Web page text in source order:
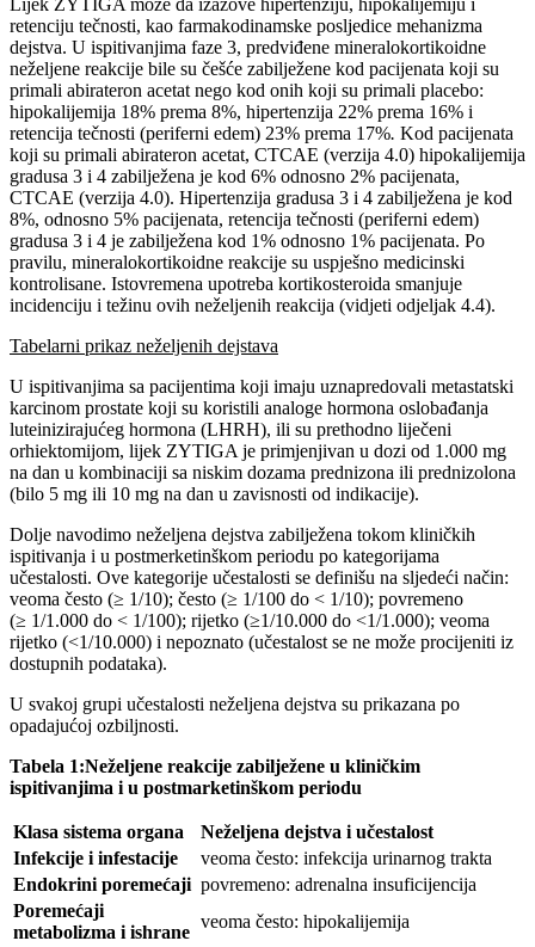
Lijek ZYTIGA može da izazove hipertenziju, hipokalijemiju i
retenciju tečnosti, kao farmakodinamske posljedice mehanizma
dejstva. U ispitivanjima faze 3, predviđene mineralokortikoidne
neželjene reakcije bile su češće zabilježene kod pacijenata koji su
primali abirateron acetat nego kod onih koji su primali placebo:
hipokalijemija 18% prema 8%, hipertenzija 22% prema 16% i
retencija tečnosti (periferni edem) 23% prema 17%. Kod pacijenata
koji su primali abirateron acetat, CTCAE (verzija 4.0) hipokalijemija
gradusa 3 i 4 zabilježena je kod 6% odnosno 2% pacijenata,
CTCAE (verzija 4.0). Hipertenzija gradusa 3 i 4 zabilježena je kod
8%, odnosno 5% pacijenata, retencija tečnosti (periferni edem)
gradusa 3 i 4 je zabilježena kod 1% odnosno 1% pacijenata. Po
pravilu, mineralokortikoidne reakcije su uspješno medicinski
kontrolisane. Istovremena upotreba kortikosteroida smanjuje
incidenciju i težinu ovih neželjenih reakcija (vidjeti odjeljak 4.4).
Tabelarni prikaz neželjenih dejstava
U ispitivanjima sa pacijentima koji imaju uznapredovali metastatski
karcinom prostate koji su koristili analoge hormona oslobađanja
luteinizirajućeg hormona (LHRH), ili su prethodno liječeni
orhiektomijom, lijek ZYTIGA je primjenjivan u dozi od 1.000 mg
na dan u kombinaciji sa niskim dozama prednizona ili prednizolona
(bilo 5 mg ili 10 mg na dan u zavisnosti od indikacije).
Dolje navodimo neželjena dejstva zabilježena tokom kliničkih
ispitivanja i u postmerketinškom periodu po kategorijama
učestalosti. Ove kategorije učestalosti se definišu na sljedeći način:
veoma često (≥ 1/10); često (≥ 1/100 do < 1/10); povremeno
(≥ 1/1.000 do < 1/100); rijetko (≥1/10.000 do <1/1.000); veoma
rijetko (<1/10.000) i nepoznato (učestalost se ne može procijeniti iz
dostupnih podataka).
U svakoj grupi učestalosti neželjena dejstva su prikazana po
opadajućoj ozbiljnosti.
Tabela 1:Neželjene reakcije zabilježene u kliničkim
ispitivanjima i u postmarketinškom periodu
Klasa sistema organa
Neželjena dejstva i učestalost
Infekcije i infestacije
veoma često: infekcija urinarnog trakta
Endokrini poremećaji povremeno: adrenalna insuficijencija
Poremećaji
metabolizma i ishrane
veoma često: hipokalijemija